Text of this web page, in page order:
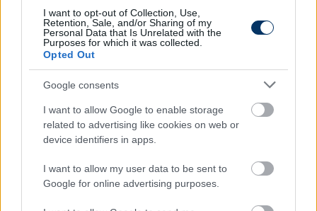
I want to opt-out of Collection, Use,
Retention, Sale, and/or Sharing of my
Personal Data that Is Unrelated with the
Purposes for which it was collected.
Opted Out
Google consents
I want to allow Google to enable storage
related to advertising like cookies on web or
device identifiers in apps.
I want to allow my user data to be sent to
Google for online advertising purposes.
Légiósok: Kerkez ragyogó gólt
szerzett, csapata idegenben törte
meg a PL-rivális lenyűgöző győzelmi
sorozatát - videó
A Bournemouth Kerkez Milos góljának is köszönhetően
megszakította a Newcastle győzelmi sorozatát a
Premier League-ben.